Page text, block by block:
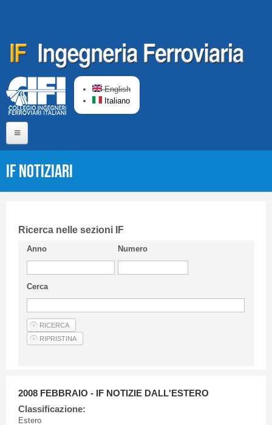
English
Italiano
CIFI in breve
Linee Guida
Privacy Policy
Articoli
IF Notiziari
Ricerca nelle sezioni IF
Anno Numero
Cerca
2008 FEBBRAIO - IF NOTIZIE DALL'ESTERO
Classificazione:
Estero